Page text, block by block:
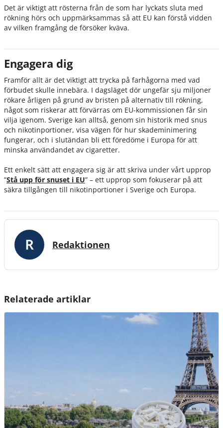
Det är viktigt att rösterna från de som har lyckats sluta med
rökning hörs och uppmärksammas så att EU kan förstå vidden
av vilken framgång de försöker kväva.
Engagera dig
Framför allt är det viktigt att trycka på farhågorna med vad
förbudet skulle innebära. I dagsläget dör ungefär sju miljoner
rökare årligen på grund av bristen på alternativ till rökning,
något som riskerar att förvärras om EU-kommissionen får sin
vilja igenom. Sverige kan alltså, genom sin historik med snus
och nikotinportioner, visa vägen för hur skademinimering
fungerar, och i slutändan bli ett föredöme i Europa för att
minska användandet av cigaretter.
Ett enkelt sätt att engagera sig är att skriva under vårt upprop
”Stå upp för snuset i EU” – ett upprop som fokuserar på att
säkra tillgången till nikotinportioner i Sverige och Europa.
Redaktionen
Relaterade artiklar